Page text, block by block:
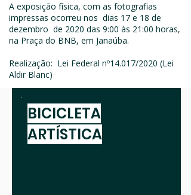
A exposição física, com as fotografias
impressas ocorreu nos dias 17 e 18 de
dezembro de 2020 das 9:00 às 21:00 horas,
na Praça do BNB, em Janaúba.
Realização: Lei Federal nº14.017/2020 (Lei
Aldir Blanc)
BICICLETA
ARTÍSTICA